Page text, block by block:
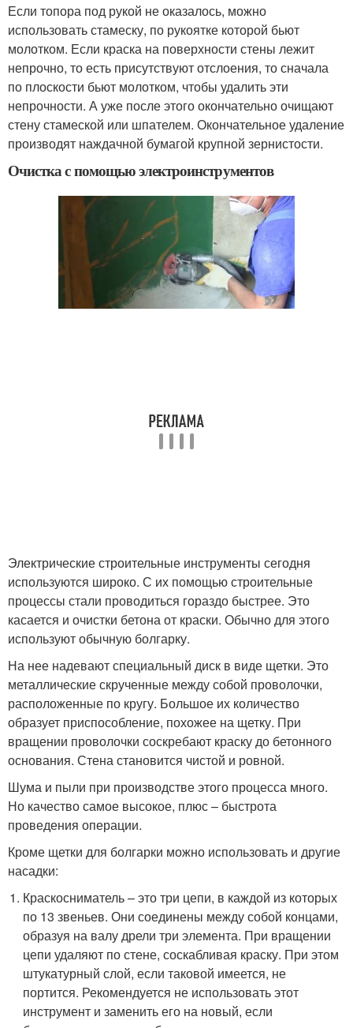
Если топора под рукой не оказалось, можно
использовать стамеску, по рукоятке которой бьют
молотком. Если краска на поверхности стены лежит
непрочно, то есть присутствуют отслоения, то сначала
по плоскости бьют молотком, чтобы удалить эти
непрочности. А уже после этого окончательно очищают
стену стамеской или шпателем. Окончательное удаление
производят наждачной бумагой крупной зернистости.
Очистка с помощью электроинструментов
Электрические строительные инструменты сегодня
используются широко. С их помощью строительные
процессы стали проводиться гораздо быстрее. Это
касается и очистки бетона от краски. Обычно для этого
используют обычную болгарку.
На нее надевают специальный диск в виде щетки. Это
металлические скрученные между собой проволочки,
расположенные по кругу. Большое их количество
образует приспособление, похожее на щетку. При
вращении проволочки соскребают краску до бетонного
основания. Стена становится чистой и ровной.
Шума и пыли при производстве этого процесса много.
Но качество самое высокое, плюс – быстрота
проведения операции.
Кроме щетки для болгарки можно использовать и другие
насадки:
Краскосниматель – это три цепи, в каждой из которых
по 13 звеньев. Они соединены между собой концами,
образуя на валу дрели три элемента. При вращении
цепи удаляют по стене, соскабливая краску. При этом
штукатурный слой, если таковой имеется, не
портится. Рекомендуется не использовать этот
инструмент и заменить его на новый, если